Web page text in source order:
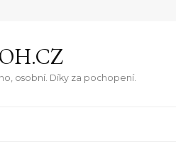
osobní. Díky za pochopení.